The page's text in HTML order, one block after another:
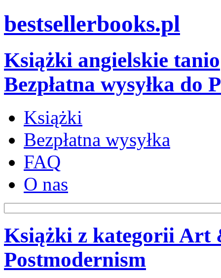
bestsellerbooks.pl
Książki angielskie tanio
Bezpłatna wysyłka do
Książki
Bezpłatna wysyłka
FAQ
O nas
Książki z kategorii Art
Postmodernism